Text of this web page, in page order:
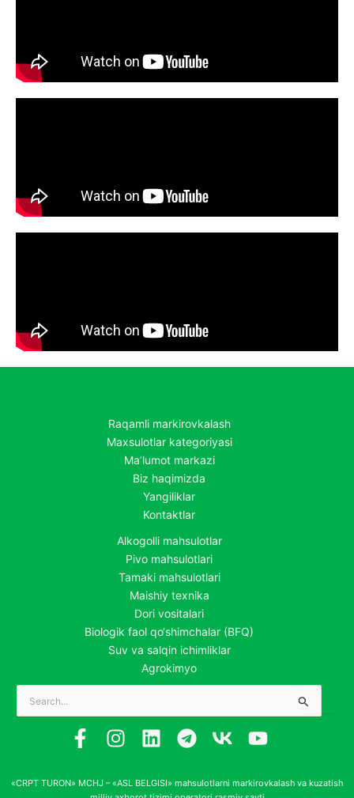
Raqamli markirovkalash
Maxsulotlar kategoriyasi
Ma’lumot markazi
Biz haqimizda
Yangiliklar
Kontaktlar
Alkogolli mahsulotlar
Pivo mahsulotlari
Tamaki mahsulotlari
Maishiy texnika
Dori vositalari
Biologik faol qo‘shimchalar (BFQ)
Suv va salqin ichimliklar
Agrokimyo
Search
for:
«CRPT TURON» MCHJ – «ASL BELGISI» mahsulotlarni markirovkalash va kuzatish